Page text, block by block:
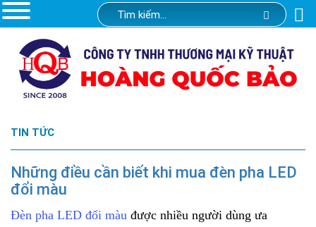
TIN TỨC
Những điều cần biết khi mua đèn pha LED
đổi màu​
Đèn pha LED đổi màu được nhiều người dùng ưa